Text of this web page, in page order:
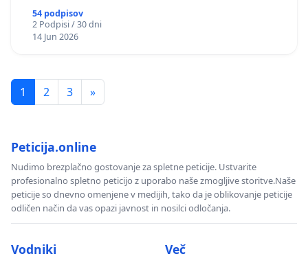
54 podpisov
2 Podpisi / 30 dni
14 Jun 2026
1 2 3 »
Peticija.online
Nudimo brezplačno gostovanje za spletne peticije. Ustvarite
profesionalno spletno peticijo z uporabo naše zmogljive storitve.Naše
peticije so dnevno omenjene v medijih, tako da je oblikovanje peticije
odličen način da vas opazi javnost in nosilci odločanja.
Vodniki Več